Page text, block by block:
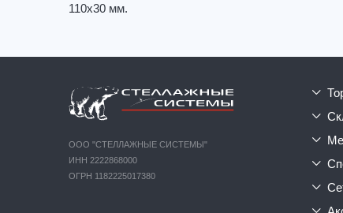
110х30 мм.
ООО "СТЕЛЛАЖНЫЕ СИСТЕМЫ"
ИНН 2222868000
ОГРН 1182225017380